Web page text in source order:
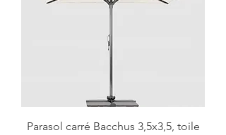
Parasol carré Bacchus 3,5x3,5, toile